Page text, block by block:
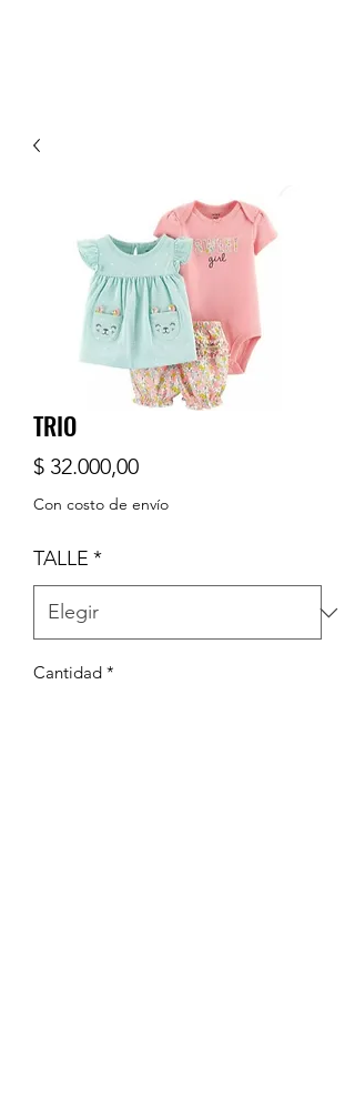
TRIO
$ 32.000,00Precio
Con costo de envío
TALLE *
Cantidad *